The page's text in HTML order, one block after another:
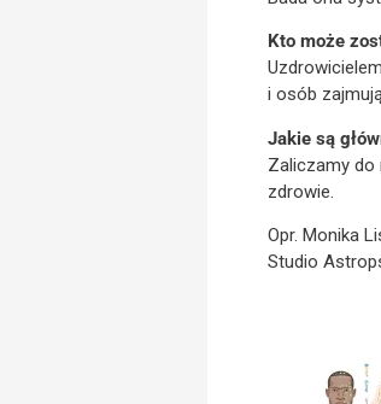
Kto może
i osób
Jakie są
Zaliczamy do
zdrowie.
Opr. Monika
Studio